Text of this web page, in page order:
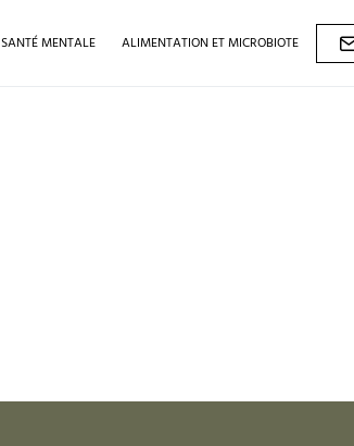
SANTÉ MENTALE ALIMENTATION ET MICROBIOTE